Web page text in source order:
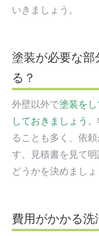
いきましょう。
塗装が必要な部
る？
外壁以外で塗装を
しておきましょう
ることも多く、依
す。見積書を見て
どうかを決めましょ
費用がかかる洗